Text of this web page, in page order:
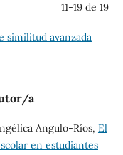
11-19 de 19
similitud avanzada
a
Angulo-Ríos, El
en estudiantes